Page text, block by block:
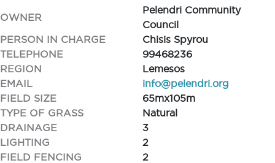
OWNER
Pelendri Community
Council
PERSON IN CHARGE
Chisis Spyrou
TELEPHONE
99468236
REGION
Lemesos
EMAIL
info@pelendri.org
FIELD SIZE
65mx105m
TYPE OF GRASS
Natural
DRAINAGE
3
LIGHTING
2
FIELD FENCING
2